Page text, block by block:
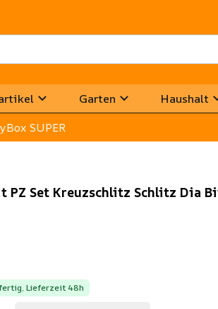
Garten Haushalt
SUPER
PZ Set Kreuzschlitz Schlitz Dia
Lieferzeit 48h